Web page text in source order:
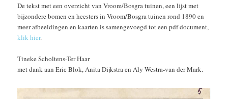
De tekst met een overzicht van Vroom/Bosgra tuinen, een lijst met
bijzondere bomen en heesters in Vroom/Bosgra tuinen rond 1890 en
meer afbeeldingen en kaarten is samengevoegd tot een pdf document,
klik hier.
Tineke Scholtens-Ter Haar
met dank aan Eric Blok, Anita Dijkstra en Aly Westra-van der Mark.